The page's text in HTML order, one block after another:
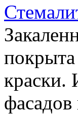
краски.